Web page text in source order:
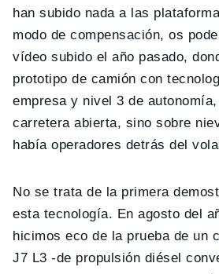
han subido nada a las
modo de compensación, os
vídeo subido el año pasado,
prototipo de camión con
empresa y nivel 3 de
carretera abierta, sino sobre
había operadores detrás del
No se trata de la primera
esta tecnología. En agosto del
hicimos eco de la prueba de un
J7 L3 -de propulsión diésel